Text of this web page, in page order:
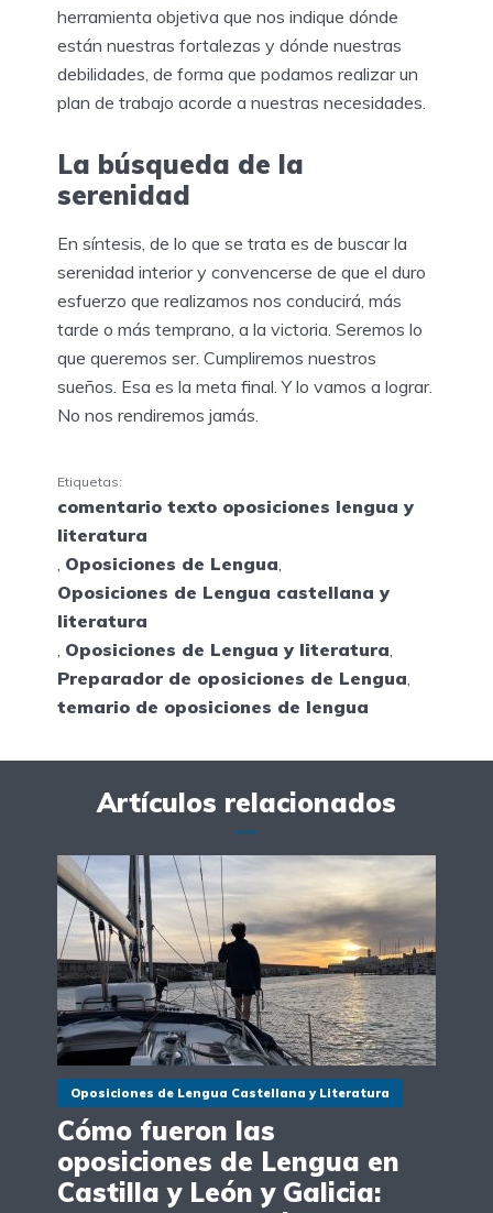
herramienta objetiva que nos indique dónde
están nuestras fortalezas y dónde nuestras
debilidades, de forma que podamos realizar un
plan de trabajo acorde a nuestras necesidades.
La búsqueda de la
serenidad
En síntesis, de lo que se trata es de buscar la
serenidad interior y convencerse de que el duro
esfuerzo que realizamos nos conducirá, más
tarde o más temprano, a la victoria. Seremos lo
que queremos ser. Cumpliremos nuestros
sueños. Esa es la meta final. Y lo vamos a lograr.
No nos rendiremos jamás.
Etiquetas:
comentario texto oposiciones lengua y
literatura
Oposiciones de Lengua
Oposiciones de Lengua castellana y
literatura
Oposiciones de Lengua y literatura
Preparador de oposiciones de Lengua
temario de oposiciones de lengua
Artículos relacionados
Oposiciones de Lengua Castellana y Literatura
Cómo fueron las
oposiciones de Lengua en
Castilla y León y Galicia: